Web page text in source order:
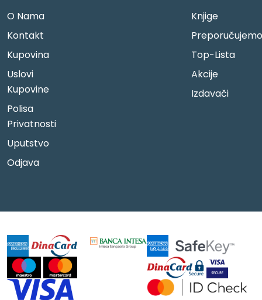
O Nama
Kontakt
Kupovina
Uslovi
Kupovine
Polisa
Privatnosti
Uputstvo
Odjava
Knjige
Preporučujemo
Top-Lista
Akcije
Izdavači